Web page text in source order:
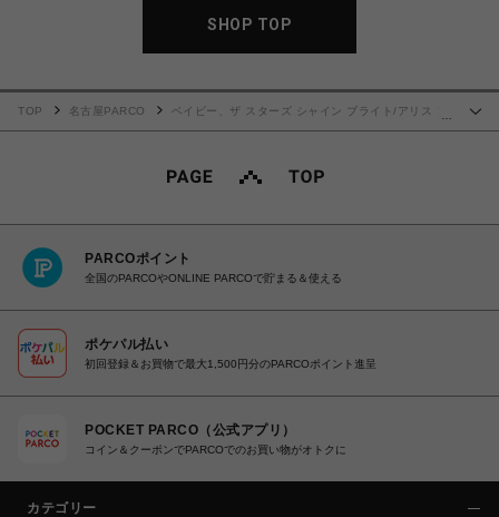
SHOP TOP
TOP 名古屋PARCO
ベイビー、ザ スターズ シャイン ブライト/アリス ア
PARCOポイント
全国のPARCOやONLINE PARCOで貯まる＆使える
ポケパル払い
初回登録＆お買物で最大1,500円分のPARCOポイント進呈
POCKET PARCO（公式アプリ）
コイン＆クーポンでPARCOでのお買い物がオトクに
カテゴリー